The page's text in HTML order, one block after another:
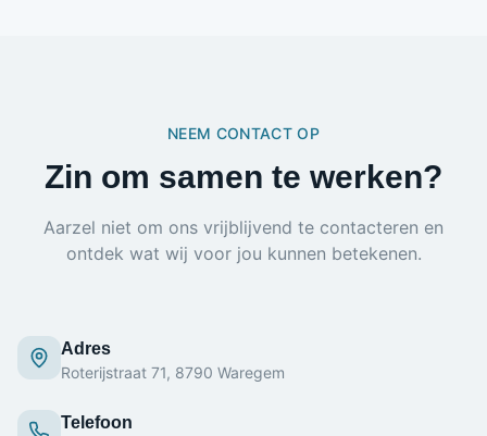
NEEM CONTACT OP
Zin om samen te werken?
Aarzel niet om ons vrijblijvend te contacteren en
ontdek wat wij voor jou kunnen betekenen.
Adres
Roterijstraat 71, 8790 Waregem
Telefoon